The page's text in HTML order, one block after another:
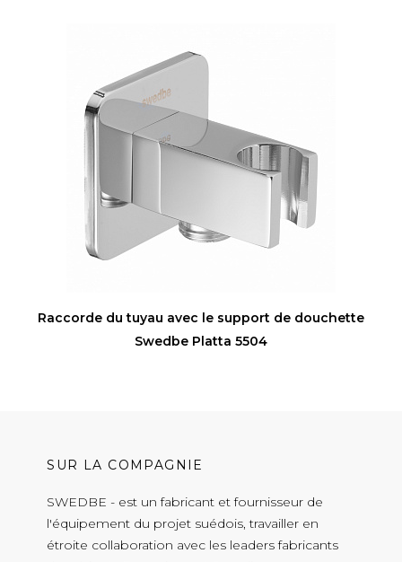
Raccorde du tuyau avec le support de douchette
Swedbe Platta 5504
SUR LA COMPAGNIE
SWEDBE - est un fabricant et fournisseur de
l'équipement du projet suédois, travailler en
étroite collaboration avec les leaders fabricants